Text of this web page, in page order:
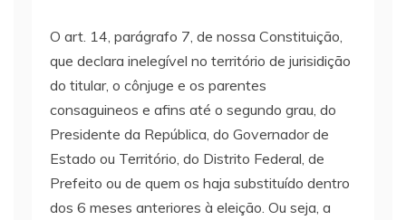
O art. 14, parágrafo 7, de nossa Constituição,
que declara inelegível no território de jurisidição
do titular, o cônjuge e os parentes
consaguineos e afins até o segundo grau, do
Presidente da República, do Governador de
Estado ou Território, do Distrito Federal, de
Prefeito ou de quem os haja substituído dentro
dos 6 meses anteriores à eleição. Ou seja, a